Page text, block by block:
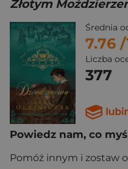
Złotym
Średnia
7.76 /
Liczba
377
Powiedz nam, co
Pomóż innym i zostaw